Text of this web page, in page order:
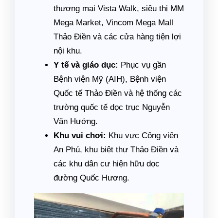
thương mại Vista Walk, siêu thị MM
Mega Market, Vincom Mega Mall
Thảo Điền và các cửa hàng tiện lợi
nội khu.
Y tế và giáo dục: Phục vụ gần
Bệnh viện Mỹ (AIH), Bệnh viện
Quốc tế Thảo Điền và hệ thống các
trường quốc tế dọc trục Nguyễn
Văn Hưởng.
Khu vui chơi: Khu vực Công viên
An Phú, khu biệt thự Thảo Điền và
các khu dân cư hiện hữu dọc
đường Quốc Hương.